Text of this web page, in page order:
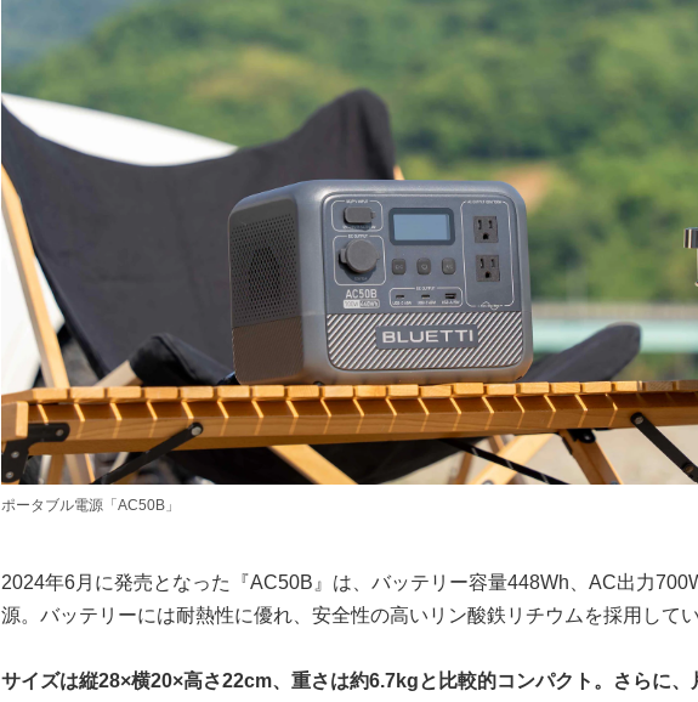
ポータブル電源「AC50B」
2024年6月に発売となった『AC50B』は、バッテリー容量448Wh、AC出力
源。バッテリーには耐熱性に優れ、安全性の高いリン酸鉄リチウムを採用してい
サイズは縦28×横20×高さ22cm、重さは約6.7kgと比較的コンパクト。さらに、